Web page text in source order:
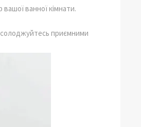
ванної кімнати.
приємними